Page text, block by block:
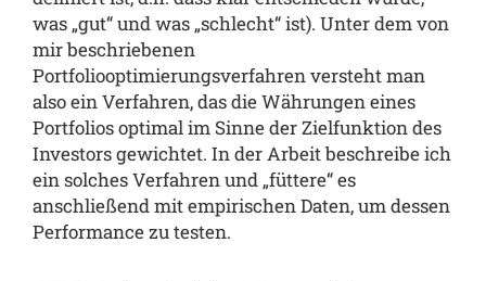
was „gut“ und was „schlecht“ ist). Unter dem von
mir beschriebenen
Portfoliooptimierungsverfahren versteht man
also ein Verfahren, das die Währungen eines
Portfolios optimal im Sinne der Zielfunktion des
Investors gewichtet. In der Arbeit beschreibe ich
ein solches Verfahren und „füttere“ es
anschließend mit empirischen Daten, um dessen
Performance zu testen.